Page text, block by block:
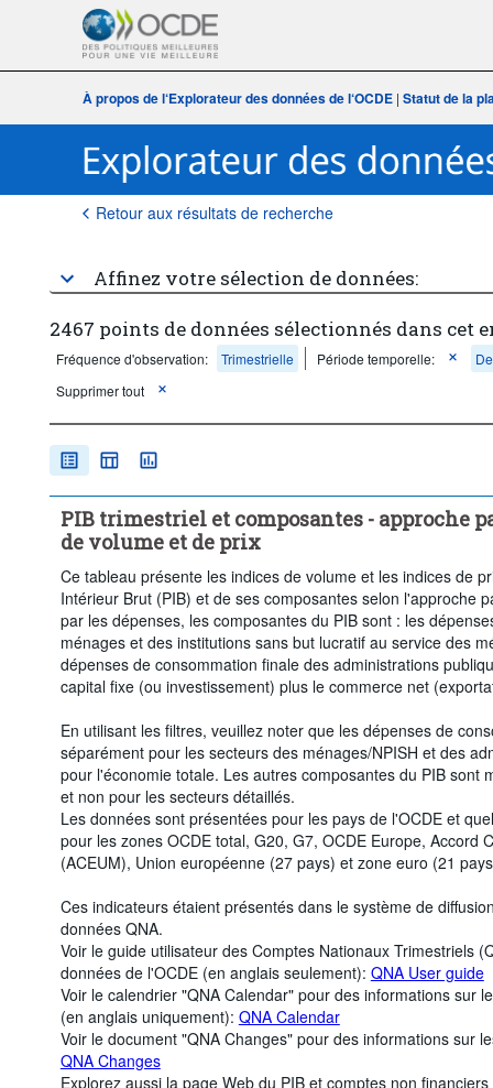
À propos de l‘Explorateur des données de l‘OCDE |Statut de la
Retour aux résultats de recherche
Affinez votre sélection de données:
2467 points de données sélectionnés dans cet
Fréquence d'observation: Trimestrielle Période temporelle:
Supprimer tout
PIB trimestriel et composantes - approche
de volume et de prix
Ce tableau présente les indices de volume et les indices de
Intérieur Brut (PIB) et de ses composantes selon l'approche
par les dépenses, les composantes du PIB sont : les
ménages et des institutions sans but lucratif au service des
dépenses de consommation finale des administrations
capital fixe (ou investissement) plus le commerce net
En utilisant les filtres, veuillez noter que les dépenses de
séparément pour les secteurs des ménages/NPISH et des
pour l'économie totale. Les autres composantes du PIB sont
et non pour les secteurs détaillés.
Les données sont présentées pour les pays de l'OCDE et
pour les zones OCDE total, G20, G7, OCDE Europe, Accord
(ACEUM), Union européenne (27 pays) et zone euro (21
Ces indicateurs étaient présentés dans le système de
données QNA.
Voir le guide utilisateur des Comptes Nationaux Trimestriels
données de l'OCDE (en anglais seulement): QNA User guide
Voir le calendrier "QNA Calendar" pour des informations sur
(en anglais uniquement): QNA Calendar
Voir le document "QNA Changes" pour des informations sur
QNA Changes
Explorez aussi la page Web du PIB et comptes non